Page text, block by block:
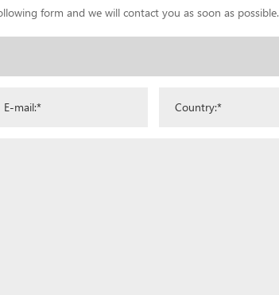
form and we will contact you as soon as possible.